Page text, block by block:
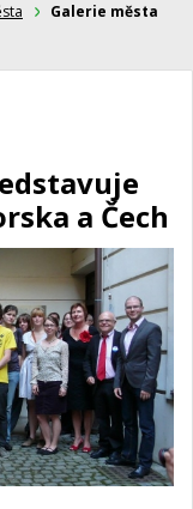
Galerie města
a Čech